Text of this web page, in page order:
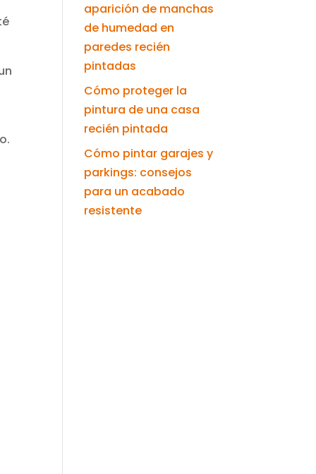
aparición de manchas
de humedad en
paredes recién
pintadas
Cómo proteger la
pintura de una casa
recién pintada
Cómo pintar garajes y
parkings: consejos
para un acabado
resistente